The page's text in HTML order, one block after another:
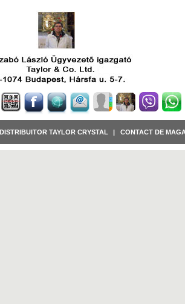
DISTRIBUITOR TAYLOR CRYSTAL CONTACT DE